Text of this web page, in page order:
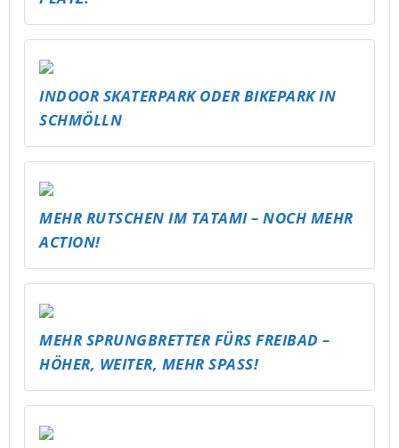
INDOOR SKATERPARK ODER BIKEPARK IN
SCHMÖLLN
MEHR RUTSCHEN IM TATAMI – NOCH MEHR
ACTION!
MEHR SPRUNGBRETTER FÜRS FREIBAD –
HÖHER, WEITER, MEHR SPASS!